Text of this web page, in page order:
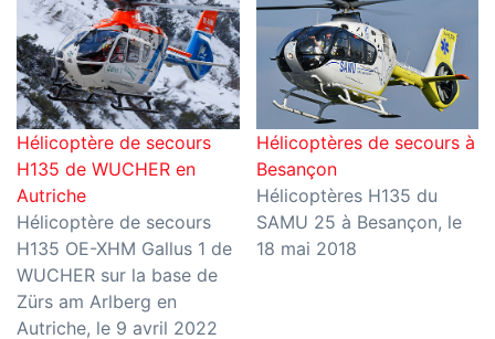
Hélicoptère de secours
H135 de WUCHER en
Autriche
Hélicoptère de secours
H135 OE-XHM Gallus 1 de
WUCHER sur la base de
Zürs am Arlberg en
Autriche, le 9 avril 2022
Hélicoptères de secours à
Besançon
Hélicoptères H135 du
SAMU 25 à Besançon, le
18 mai 2018